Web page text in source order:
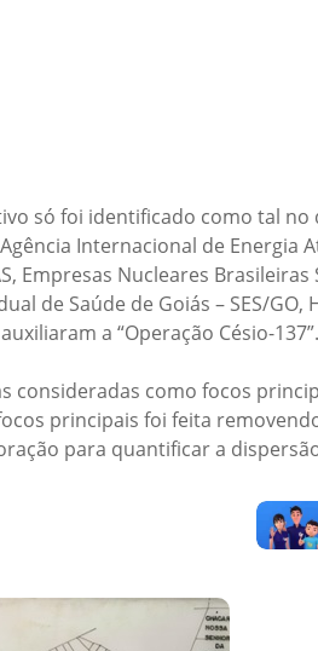
só foi identificado como tal no
Internacional de Energia
Empresas Nucleares Brasileiras
de Saúde de Goiás – SES/GO,
a “Operação Césio-137”.
consideradas como focos
principais foi feita
para quantificar a